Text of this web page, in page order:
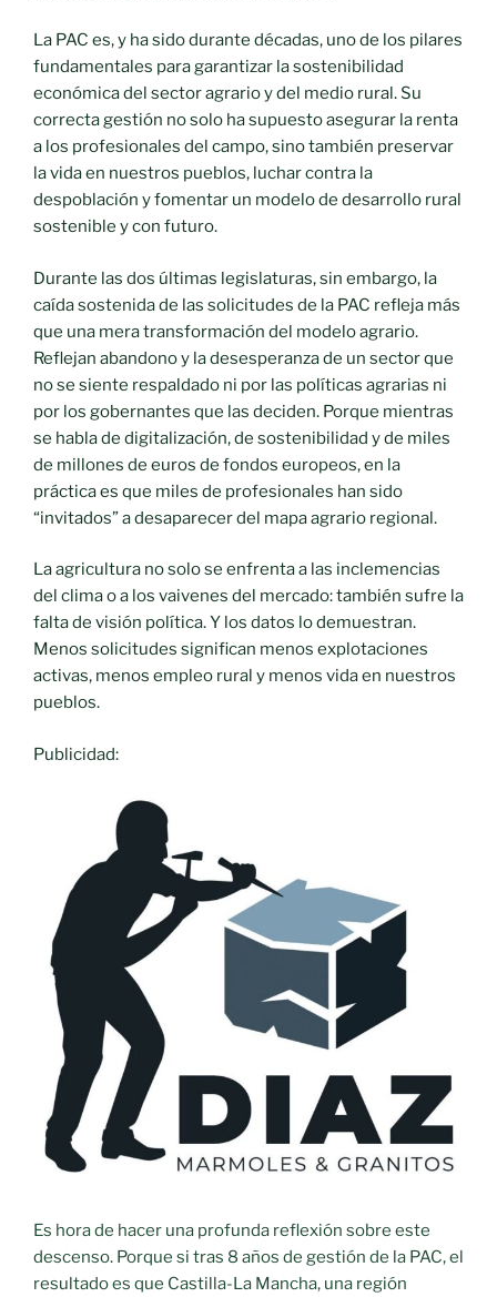
La PAC es, y ha sido durante décadas, uno de los pilares
fundamentales para garantizar la sostenibilidad
económica del sector agrario y del medio rural. Su
correcta gestión no solo ha supuesto asegurar la renta
a los profesionales del campo, sino también preservar
la vida en nuestros pueblos, luchar contra la
despoblación y fomentar un modelo de desarrollo rural
sostenible y con futuro.
Durante las dos últimas legislaturas, sin embargo, la
caída sostenida de las solicitudes de la PAC refleja más
que una mera transformación del modelo agrario.
Reflejan abandono y la desesperanza de un sector que
no se siente respaldado ni por las políticas agrarias ni
por los gobernantes que las deciden. Porque mientras
se habla de digitalización, de sostenibilidad y de miles
de millones de euros de fondos europeos, en la
práctica es que miles de profesionales han sido
“invitados” a desaparecer del mapa agrario regional.
La agricultura no solo se enfrenta a las inclemencias
del clima o a los vaivenes del mercado: también sufre la
falta de visión política. Y los datos lo demuestran.
Menos solicitudes significan menos explotaciones
activas, menos empleo rural y menos vida en nuestros
pueblos.
Publicidad:
Es hora de hacer una profunda reflexión sobre este
descenso. Porque si tras 8 años de gestión de la PAC, el
resultado es que Castilla-La Mancha, una región